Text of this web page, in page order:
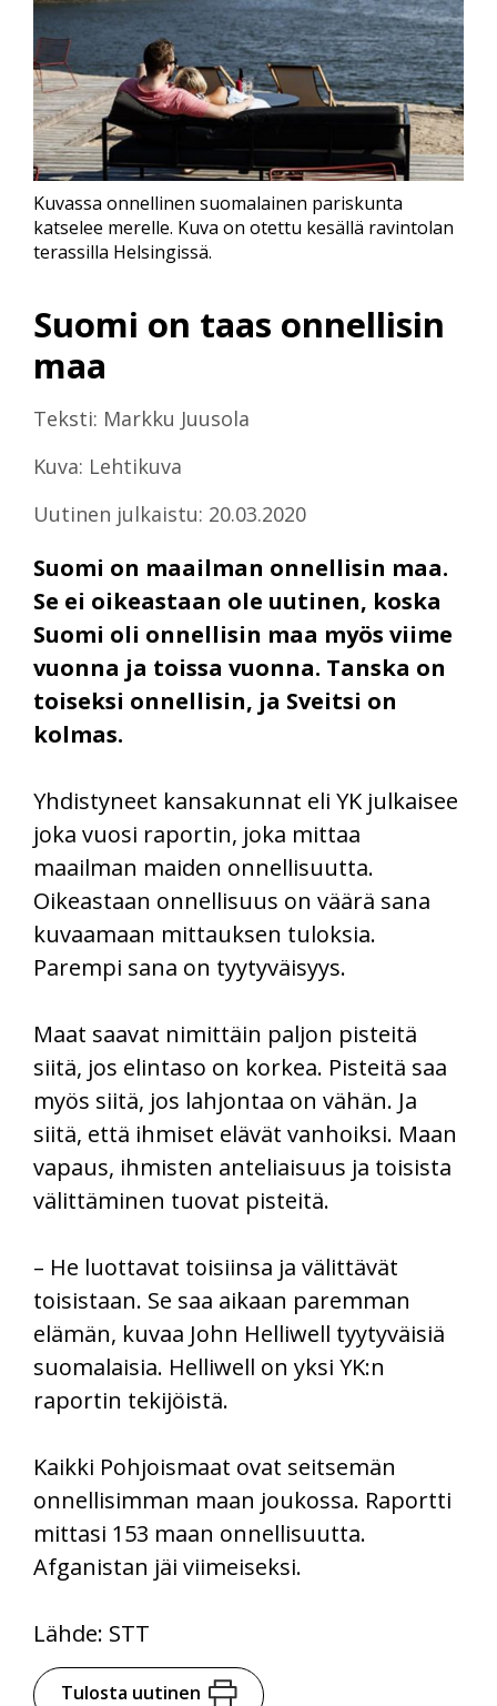
Suomi on taas onnellisin
maa
Teksti: Markku Juusola
Kuva: Lehtikuva
Uutinen julkaistu: 20.03.2020
Suomi on maailman onnellisin maa.
Se ei oikeastaan ole uutinen, koska
Suomi oli onnellisin maa myös viime
vuonna ja toissa vuonna. Tanska on
toiseksi onnellisin, ja Sveitsi on
kolmas.
Kuvassa onnellinen suomalainen pariskunta
katselee merelle. Kuva on otettu kesällä ravintolan
terassilla Helsingissä.
Yhdistyneet kansakunnat eli YK julkaisee
joka vuosi raportin, joka mittaa
maailman maiden onnellisuutta.
Oikeastaan onnellisuus on väärä sana
kuvaamaan mittauksen tuloksia.
Parempi sana on tyytyväisyys.
Maat saavat nimittäin paljon pisteitä
siitä, jos elintaso on korkea. Pisteitä saa
myös siitä, jos lahjontaa on vähän. Ja
siitä, että ihmiset elävät vanhoiksi. Maan
vapaus, ihmisten anteliaisuus ja toisista
välittäminen tuovat pisteitä.
– He luottavat toisiinsa ja välittävät
toisistaan. Se saa aikaan paremman
elämän, kuvaa John Helliwell tyytyväisiä
suomalaisia. Helliwell on yksi YK:n
raportin tekijöistä.
Kaikki Pohjoismaat ovat seitsemän
onnellisimman maan joukossa. Raportti
mittasi 153 maan onnellisuutta.
Afganistan jäi viimeiseksi.
Lähde: STT
Tulosta uutinen